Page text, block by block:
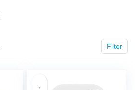
Filter